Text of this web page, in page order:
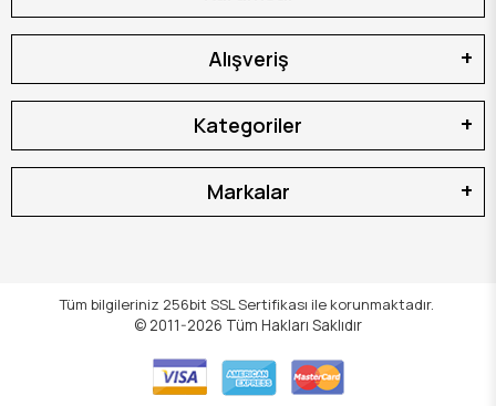
Alışveriş
Kategoriler
Markalar
Tüm bilgileriniz 256bit SSL Sertifikası ile korunmaktadır.
© 2011-2026 Tüm Hakları Saklıdır